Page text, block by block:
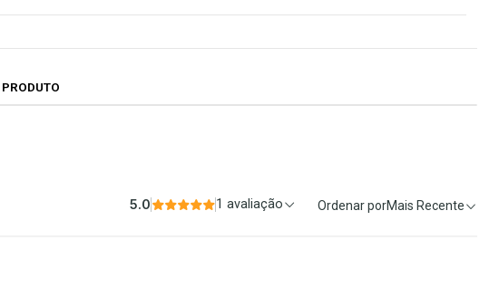
5.0 1 avaliação Ordenar porMais Recente